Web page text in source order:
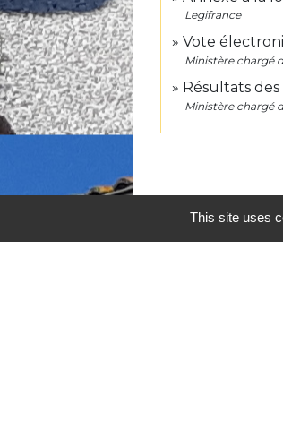
Legifrance
Vote
Ministère chargé
Résultats
Ministère chargé
This site uses